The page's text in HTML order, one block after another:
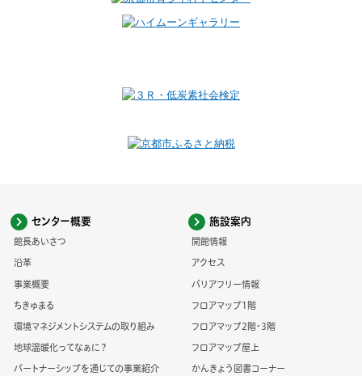
センター概要
館長あいさつ
沿革
事業概要
ちきゅまる
環境マネジメントシステムの取り組み
地球温暖化ってなぁに？
パートナーシップを通じての事業紹介
施設案内
開館情報
アクセス
バリアフリー情報
フロアマップ1階
フロアマップ2階・3階
フロアマップ屋上
かんきょう図書コーナー